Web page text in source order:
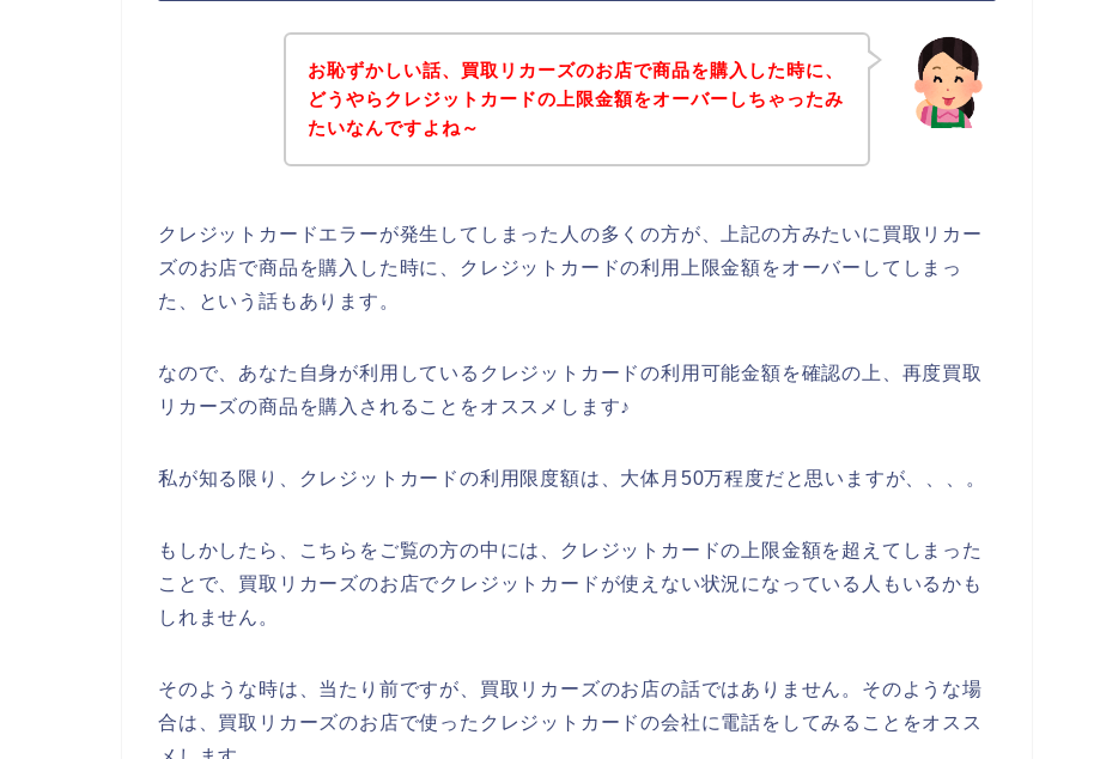
お恥ずかしい話、買取リカーズのお店で商品を購入した時に、
どうやらクレジットカードの上限金額をオーバーしちゃったみ
たいなんですよね～
クレジットカードエラーが発生してしまった人の多くの方が、上記の方みたいに買取リカー
ズのお店で商品を購入した時に、クレジットカードの利用上限金額をオーバーしてしまっ
た、という話もあります。
なので、あなた自身が利用しているクレジットカードの利用可能金額を確認の上、再度買取
リカーズの商品を購入されることをオススメします♪
私が知る限り、クレジットカードの利用限度額は、大体月50万程度だと思いますが、、、。
もしかしたら、こちらをご覧の方の中には、クレジットカードの上限金額を超えてしまった
ことで、買取リカーズのお店でクレジットカードが使えない状況になっている人もいるかも
しれません。
そのような時は、当たり前ですが、買取リカーズのお店の話ではありません。そのような場
合は、買取リカーズのお店で使ったクレジットカードの会社に電話をしてみることをオスス